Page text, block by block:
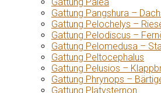
Gattung Pangshura –
Gattung Pelochelys –
Gattung Pelodiscus –
Gattung Pelomedusa –
Gattung Peltocephalus
Gattung Pelusios –
Gattung Phrynops –
Gattung Platysternon